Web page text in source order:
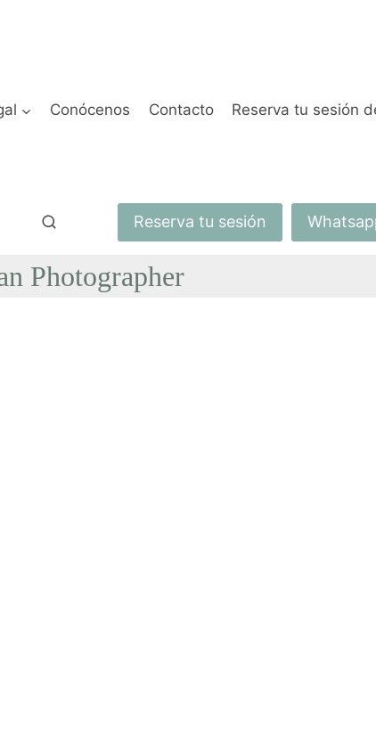
Conócenos Contacto Reserva tu sesión
Reserva tu sesión
Photographer